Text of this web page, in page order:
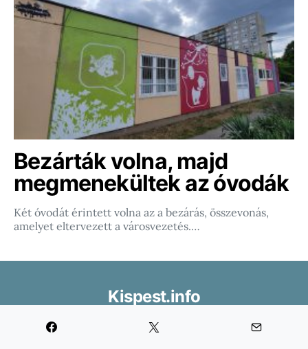
Bezárták volna, majd
megmenekültek az óvodák
Két óvodát érintett volna az a bezárás, összevonás,
amelyet eltervezett a városvezetés.…
Kispest.info